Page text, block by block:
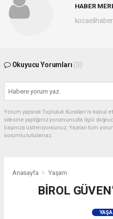
HABER
Okuyucu Yorumları (0)
Yorum yazarak Topluluk Kuralları’nı
sitesine yaptığınız yorumunuzla ilgili
başınıza üstleniyorsunuz. Yazılan tüm
sorumlu tutulamaz.
Anasayfa Yaşam
BİROL